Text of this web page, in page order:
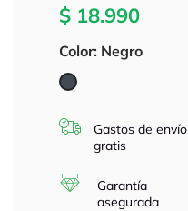
$ 18.990
Color: Negro
Negro
Gastos de envío
gratis
Garantía
asegurada